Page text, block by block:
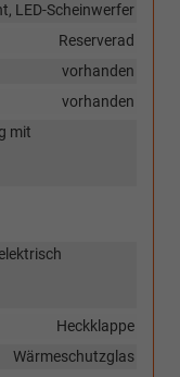
LED-Scheinwerfer
Reserverad
vorhanden
vorhanden
mit
Heckklappe
Wärmeschutzglas